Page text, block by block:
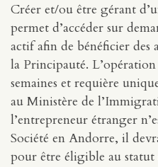
Créer et/ou être gérant
permet d’accéder sur
actif afin de bénéficier des
la Principauté.
semaines et requière
au Ministère de
l’entrepreneur étranger
Société en Andorre, il
pour être éligible au statut